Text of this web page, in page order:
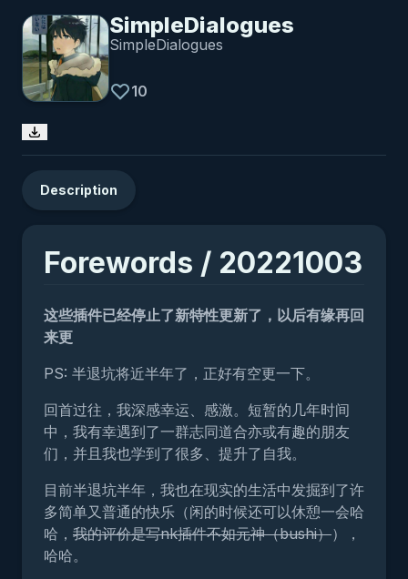
SimpleDialogues
SimpleDialogues
10
Description
Forewords / 20221003
这些插件已经停止了新特性更新了，以后有缘再回
来更
PS: 半退坑将近半年了，正好有空更一下。
回首过往，我深感幸运、感激。短暂的几年时间
中，我有幸遇到了一群志同道合亦或有趣的朋友
们，并且我也学到了很多、提升了自我。
目前半退坑半年，我也在现实的生活中发掘到了许
多简单又普通的快乐（闲的时候还可以休憩一会哈
哈， 我的评价是写nk插件不如元神（bushi）），
哈哈。